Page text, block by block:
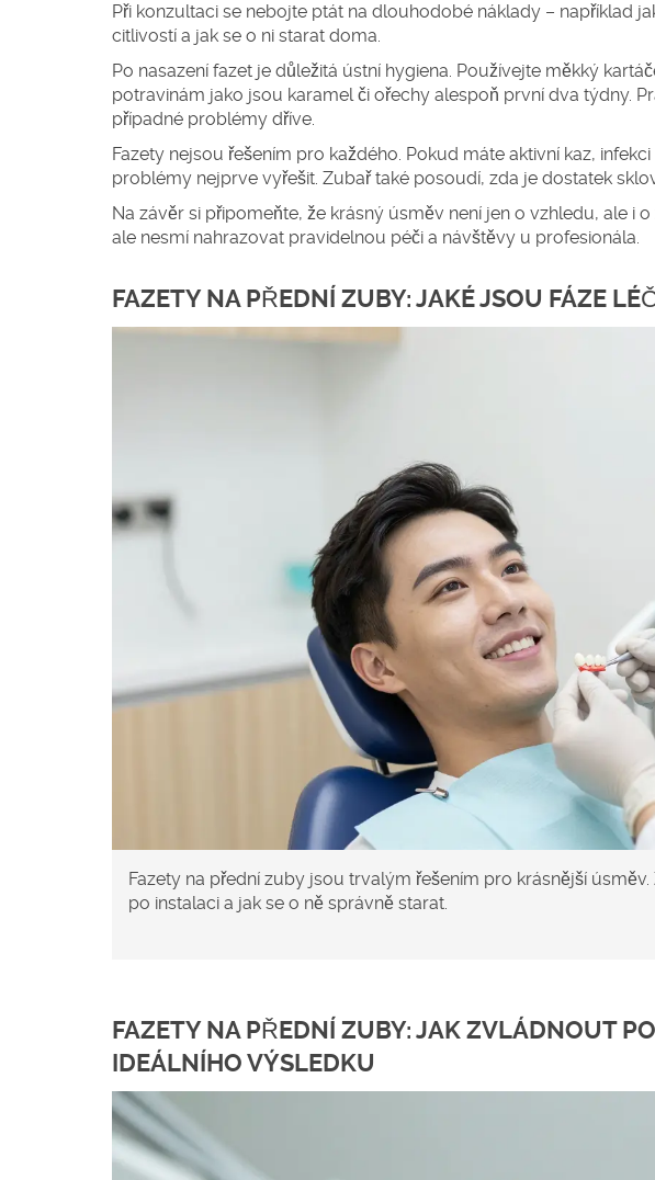
Při konzultaci se nebojte ptát na dlouhodobé náklady – například
citlivostí a jak se o ni starat doma.
Po nasazení fazet je důležitá ústní hygiena. Používejte měkký
potravinám jako jsou karamel či ořechy alespoň první dva týdny.
případné problémy dříve.
Fazety nejsou řešením pro každého. Pokud máte aktivní kaz,
problémy nejprve vyřešit. Zubař také posoudí, zda je dostatek
Na závěr si připomeňte, že krásný úsměv není jen o vzhledu, ale i
ale nesmí nahrazovat pravidelnou péči a návštěvy u profesionála.
FAZETY NA PŘEDNÍ ZUBY: JAKÉ JSOU FÁZE
Fazety na přední zuby jsou trvalým řešením pro krásnější
po instalaci a jak se o ně správně starat.
FAZETY NA PŘEDNÍ ZUBY: JAK ZVLÁDNOUT
IDEÁLNÍHO VÝSLEDKU